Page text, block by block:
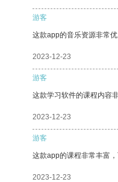
游客
这款app的音乐资源非常
2023-12-23
游客
这款学习软件的课程内容
2023-12-23
游客
这款app的课程非常丰富
2023-12-23